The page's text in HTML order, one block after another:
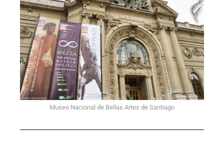
Museo Nacional de Bellas Artes de Santiago